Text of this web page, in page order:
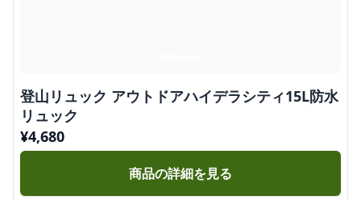
登山リュック アウトドアハイデラシティ15L防水
リュック
¥4,680
商品の詳細を見る